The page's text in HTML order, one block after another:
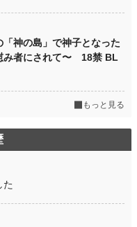
神の島」で神子となった
み者にされて〜 18禁 BL
もっと見る
た